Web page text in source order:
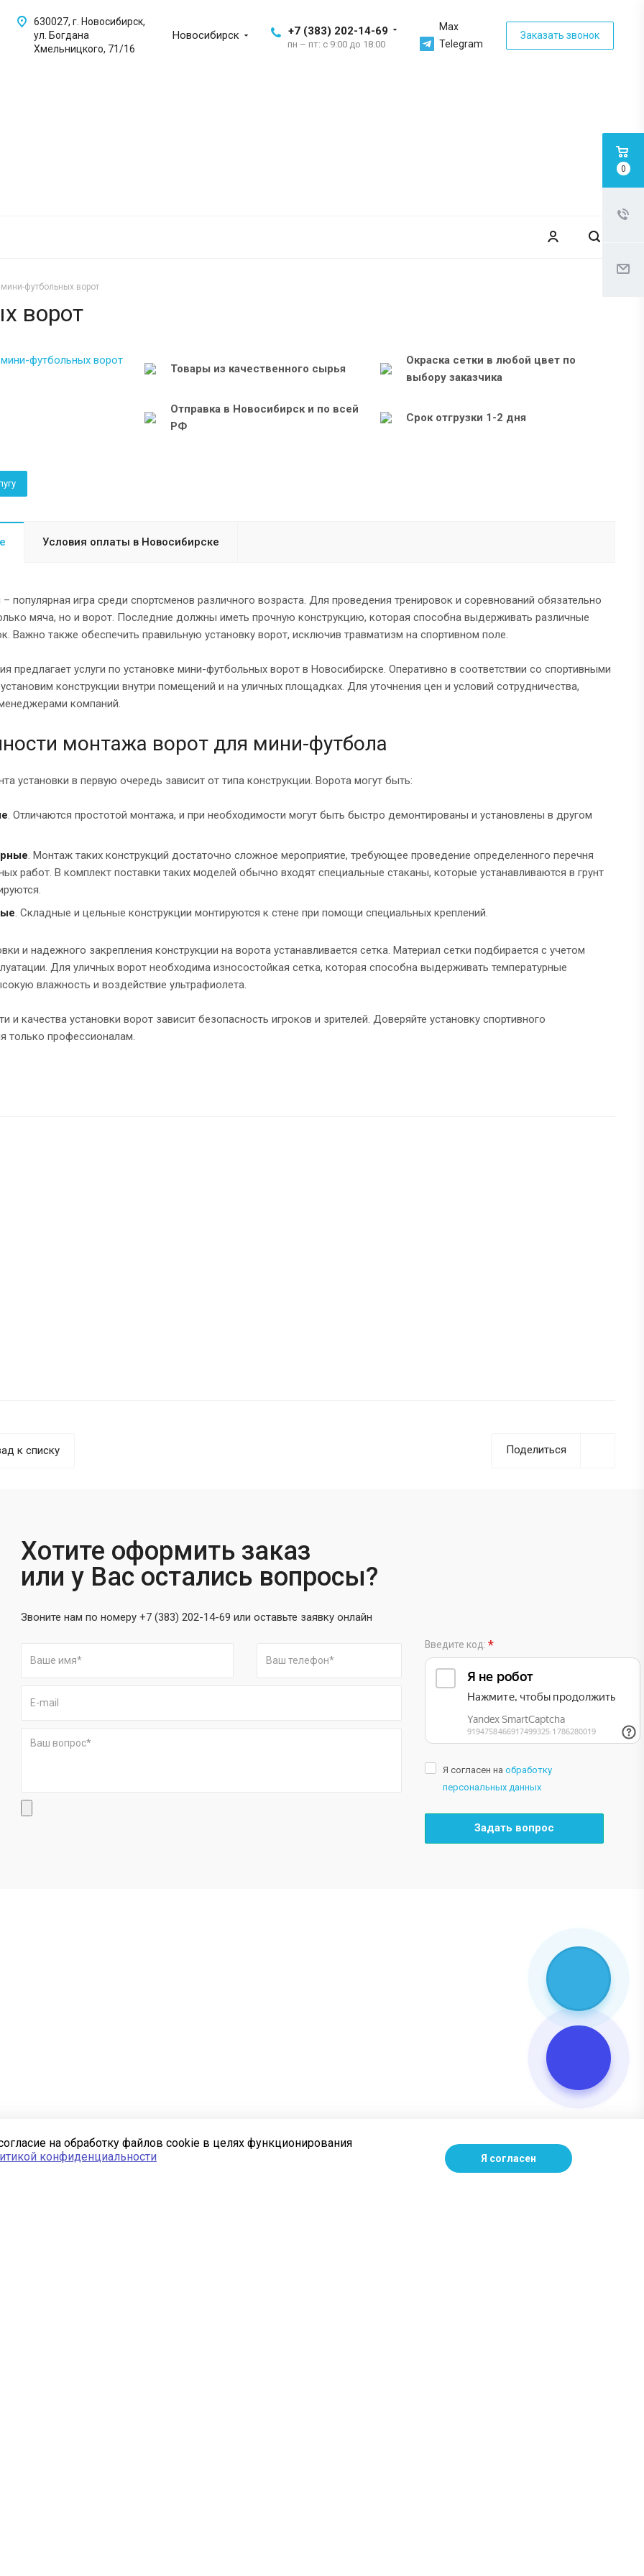
Новосибирск +7 (383) 202-14-69
пн – пт: с 9:00 до 18:00
Max
Telegram
Заказать звонок
630027, г. Новосибирск,
ул. Богдана
Хмельницкого, 71/16
футбольных ворот
ворот
Товары из качественного сырья
Окраска сетки в любой цвет по
выбору заказчика
Отправка в Новосибирск и по всей
РФ
Срок отгрузки 1-2 дня
Условия оплаты в Новосибирске
популярная игра среди спортсменов различного возраста. Для проведения тренировок и соревнований обязательно
мяча, но и ворот. Последние должны иметь прочную конструкцию, которая способна выдерживать различные
Важно также обеспечить правильную установку ворот, исключив травматизм на спортивном поле.
предлагает услуги по установке мини-футбольных ворот в Новосибирске. Оперативно в соответствии со спортивными
конструкции внутри помещений и на уличных площадках. Для уточнения цен и условий сотрудничества,
компаний.
монтажа ворот для мини-футбола
установки в первую очередь зависит от типа конструкции. Ворота могут быть:
. Отличаются простотой монтажа, и при необходимости могут быть быстро демонтированы и установлены в другом
. Монтаж таких конструкций достаточно сложное мероприятие, требующее проведение определенного перечня
работ. В комплект поставки таких моделей обычно входят специальные стаканы, которые устанавливаются в грунт
. Складные и цельные конструкции монтируются к стене при помощи специальных креплений.
и надежного закрепления конструкции на ворота устанавливается сетка. Материал сетки подбирается с учетом
Для уличных ворот необходима износостойкая сетка, которая способна выдерживать температурные
влажность и воздействие ультрафиолета.
и качества установки ворот зависит безопасность игроков и зрителей. Доверяйте установку спортивного
только профессионалам.
Поделиться
к списку
Хотите оформить заказ
или у Вас остались вопросы?
Звоните нам по номеру +7 (383) 202-14-69 или оставьте заявку онлайн
Введите код: *
Я согласен наобработку
персональных данных
Задать вопрос
0
на обработку файлов cookie в целях функционирования
конфиденциальности
Я согласен